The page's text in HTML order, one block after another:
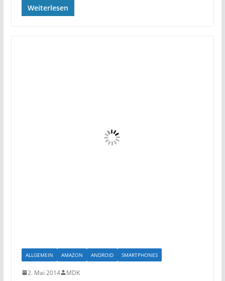
Weiterlesen
ALLGEMEIN AMAZON ANDROID SMARTPHONES
2. Mai 2014 MDK